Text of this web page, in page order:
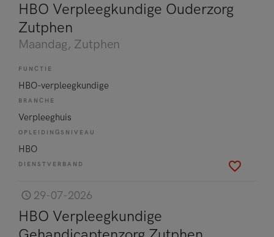
HBO Verpleegkundige Ouderzorg
Zutphen
Maandag, Zutphen
FUNCTIE
HBO-verpleegkundige
BRANCHE
Verpleeghuis
OPLEIDINGSNIVEAU
HBO
DIENSTVERBAND
29-07-2026
HBO Verpleegkundige